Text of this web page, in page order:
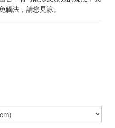
觸法，請您見諒。